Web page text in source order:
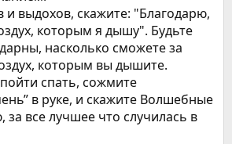
и выдохов, скажите: "Благодарю,
которым я дышу". Будьте
насколько сможете за
которым вы дышите.
спать, сожмите
в руке, и скажите Волшебные
за все лучшее что случилась в